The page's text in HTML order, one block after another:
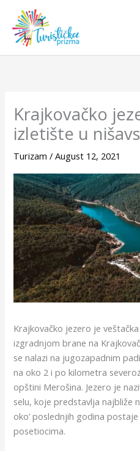
content
Krajkovačko
izletište u
Turizam /August 12, 2021
Krajkovačko jezero je
izgradnjom brane na
se nalazi na jugozapadnim
na oko 2 i po kilometra
opštini Merošina. Jezero je
selu, koje predstavlja najbliže
oko’ poslednjih godina
posetiocima.